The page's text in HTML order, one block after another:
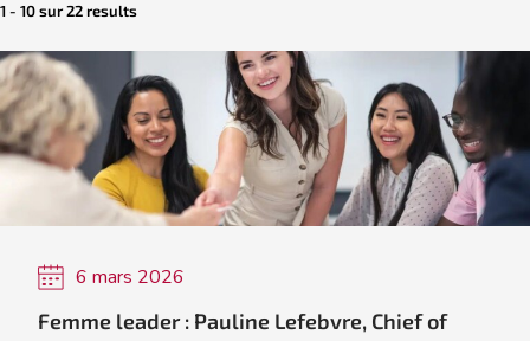
1 - 10 sur 22 results
6 mars 2026
Femme leader : Pauline Lefebvre, Chief of